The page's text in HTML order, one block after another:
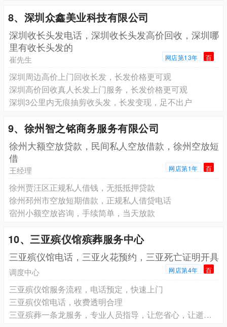
8、深圳众鑫美业科技有限公司
深圳收长头发电话，深圳收长头发高价回收，深圳哪
里有收长头发的
崔先生 网店第13年 百
深圳周边高价上门回收长发，长发价格更可观
深圳高价回收真人长发上门服务，长发价格更可观
深圳3公里内无痕抽剪收头发，长发变现，足不出户
9、徐州智之铭商务服务有限公司
徐州大额空放贷款，民间私人空放借款，徐州空放短
借
王经理 网店第1年 百
徐州贾汪区正规私人借钱，无抵抵押贷款
徐州邳州市空放短期借款，正规私人借贷电话
宿州小额空放咨询，手续简单，当天放款
10、三亚殡仪馆殡葬服务中心
三亚殡仪馆电话，三亚火花预约，三亚死亡证明开具
调度中心 网店第4年 百
三亚殡仪馆服务流程，电话预定，快速上门
三亚殡仪馆电话，收费透明合理
三亚殡葬一条龙服务，专业人员指导，让您省心，让逝者安心